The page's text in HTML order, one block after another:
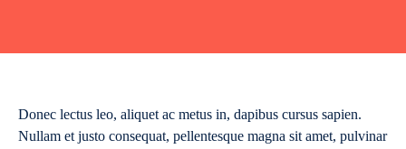
Donec lectus leo, aliquet ac metus in, dapibus cursus sapien.
Nullam et justo consequat, pellentesque magna sit amet, pulvinar